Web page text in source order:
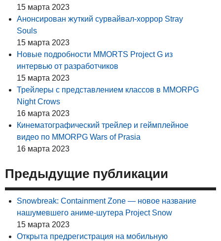
15 марта 2023
Анонсирован жуткий сурвайвал-хоррор Stray
Souls
15 марта 2023
Новые подробности MMORTS Project G из
интервью от разработчиков
15 марта 2023
Трейлеры с представлением классов в MMORPG
Night Crows
16 марта 2023
Кинематографический трейлер и геймплейное
видео по MMORPG Wars of Prasia
16 марта 2023
Предыдущие публикации
Snowbreak: Containment Zone — новое название
нашумевшего аниме-шутера Project Snow
15 марта 2023
Открыта предрегистрация на мобильную